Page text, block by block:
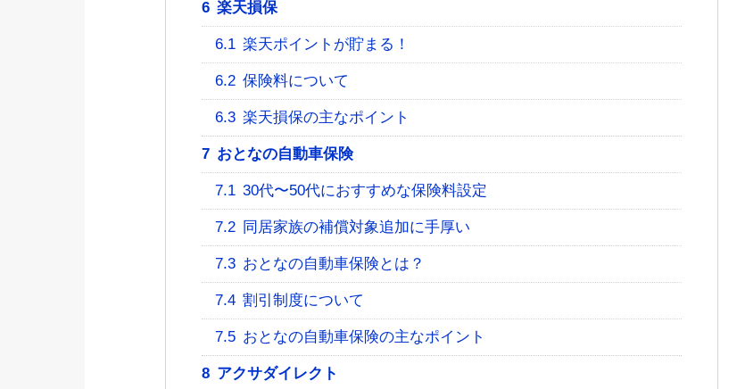
6 楽天損保
6.1 楽天ポイントが貯まる！
6.2 保険料について
6.3 楽天損保の主なポイント
7 おとなの自動車保険
7.1 30代〜50代におすすめな保険料設定
7.2 同居家族の補償対象追加に手厚い
7.3 おとなの自動車保険とは？
7.4 割引制度について
7.5 おとなの自動車保険の主なポイント
8 アクサダイレクト